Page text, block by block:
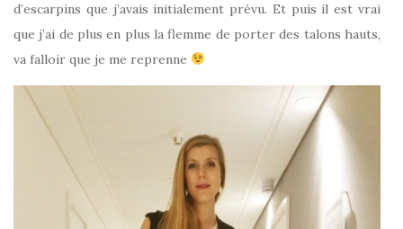
d’escarpins que j’avais initialement prévu. Et puis il est vrai
que j’ai de plus en plus la flemme de porter des talons hauts,
va falloir que je me reprenne